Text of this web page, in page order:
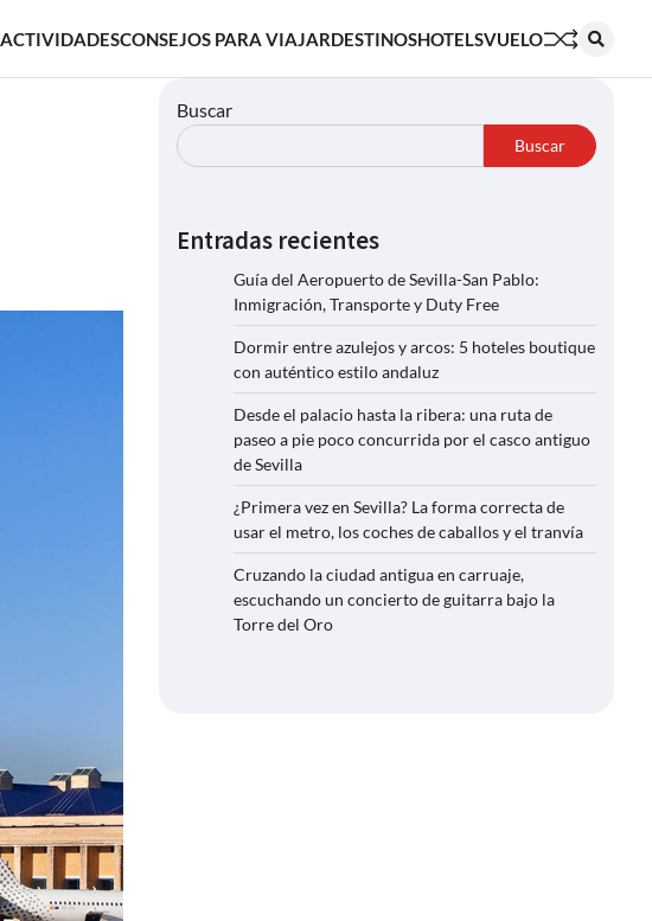
ACTIVIDADESCONSEJOS PARA VIAJARDESTINOSHOTELSVUELO
Buscar
Buscar
Entradas recientes
Guía del Aeropuerto de Sevilla-San Pablo:
Inmigración, Transporte y Duty Free
Dormir entre azulejos y arcos: 5 hoteles boutique
con auténtico estilo andaluz
Desde el palacio hasta la ribera: una ruta de
paseo a pie poco concurrida por el casco antiguo
de Sevilla
¿Primera vez en Sevilla? La forma correcta de
usar el metro, los coches de caballos y el tranvía
Cruzando la ciudad antigua en carruaje,
escuchando un concierto de guitarra bajo la
Torre del Oro